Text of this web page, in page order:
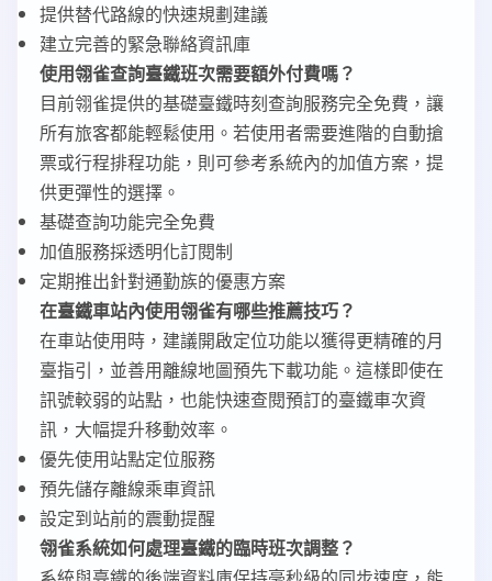
提供替代路線的快速規劃建議
建立完善的緊急聯絡資訊庫
使用翎雀查詢臺鐵班次需要額外付費嗎？
目前翎雀提供的基礎臺鐵時刻查詢服務完全免費，讓
所有旅客都能輕鬆使用。若使用者需要進階的自動搶
票或行程排程功能，則可參考系統內的加值方案，提
供更彈性的選擇。
基礎查詢功能完全免費
加值服務採透明化訂閱制
定期推出針對通勤族的優惠方案
在臺鐵車站內使用翎雀有哪些推薦技巧？
在車站使用時，建議開啟定位功能以獲得更精確的月
臺指引，並善用離線地圖預先下載功能。這樣即使在
訊號較弱的站點，也能快速查閱預訂的臺鐵車次資
訊，大幅提升移動效率。
優先使用站點定位服務
預先儲存離線乘車資訊
設定到站前的震動提醒
翎雀系統如何處理臺鐵的臨時班次調整？